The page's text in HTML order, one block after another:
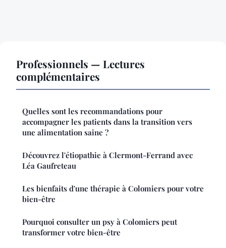
Professionnels — Lectures
complémentaires
Quelles sont les recommandations pour
accompagner les patients dans la transition vers
une alimentation saine ?
Découvrez l'étiopathie à Clermont-Ferrand avec
Léa Gaufreteau
Les bienfaits d'une thérapie à Colomiers pour votre
bien-être
Pourquoi consulter un psy à Colomiers peut
transformer votre bien-être